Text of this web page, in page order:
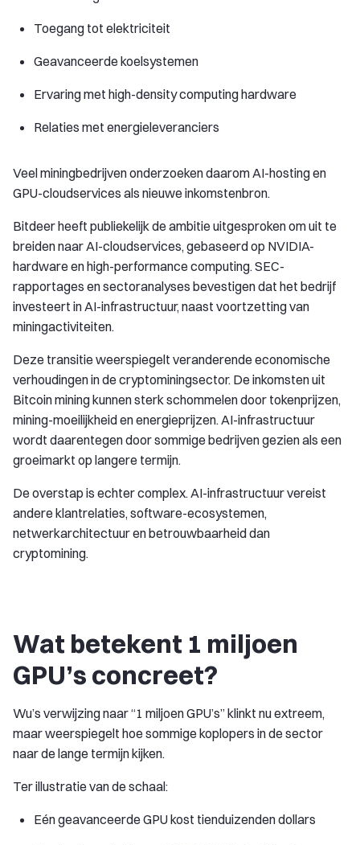
Toegang tot elektriciteit
Geavanceerde koelsystemen
Ervaring met high-density computing hardware
Relaties met energieleveranciers
Veel miningbedrijven onderzoeken daarom AI-hosting en
GPU-cloudservices als nieuwe inkomstenbron.
Bitdeer heeft publiekelijk de ambitie uitgesproken om uit te
breiden naar AI-cloudservices, gebaseerd op NVIDIA-
hardware en high-performance computing. SEC-
rapportages en sectoranalyses bevestigen dat het bedrijf
investeert in AI-infrastructuur, naast voortzetting van
miningactiviteiten.
Deze transitie weerspiegelt veranderende economische
verhoudingen in de cryptominingsector. De inkomsten uit
Bitcoin mining kunnen sterk schommelen door tokenprijzen,
mining-moeilijkheid en energieprijzen. AI-infrastructuur
wordt daarentegen door sommige bedrijven gezien als een
groeimarkt op langere termijn.
De overstap is echter complex. AI-infrastructuur vereist
andere klantrelaties, software-ecosystemen,
netwerkarchitectuur en betrouwbaarheid dan
cryptomining.
Wat betekent 1 miljoen
GPU’s concreet?
Wu’s verwijzing naar “1 miljoen GPU’s” klinkt nu extreem,
maar weerspiegelt hoe sommige koplopers in de sector
naar de lange termijn kijken.
Ter illustratie van de schaal:
Eén geavanceerde GPU kost tienduizenden dollars